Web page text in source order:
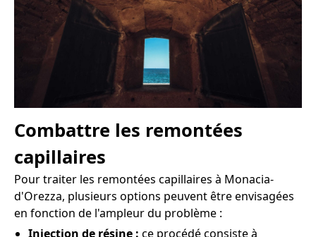
Combattre les remontées
capillaires
Pour traiter les remontées capillaires à Monacia-
d'Orezza, plusieurs options peuvent être envisagées
en fonction de l'ampleur du problème :
Injection de résine : ce procédé consiste à